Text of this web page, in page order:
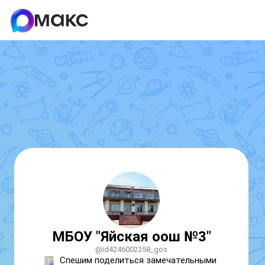
МБОУ "Яйская оош №3"
@id4246002358_gos
Спешим поделиться замечательными